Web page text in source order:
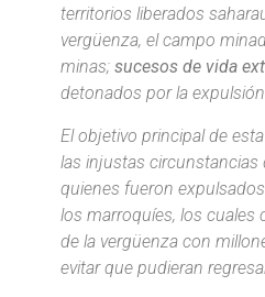
territorios liberados
vergüenza, el campo
minas; sucesos de vida
detonados por la
El objetivo principal de
las injustas circunstancias
quienes fueron
los marroquíes, los cuales
de la vergüenza con
evitar que pudieran